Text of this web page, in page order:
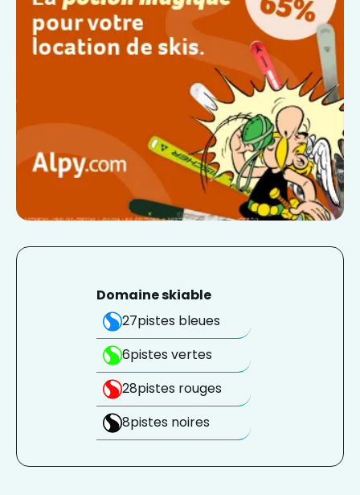
Domaine skiable
27pistes bleues
6pistes vertes
28pistes rouges
8pistes noires